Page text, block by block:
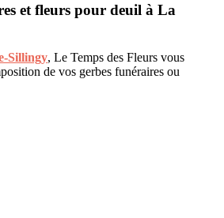
et fleurs pour deuil à La
Sillingy, Le Temps des Fleurs vous
de vos gerbes funéraires ou